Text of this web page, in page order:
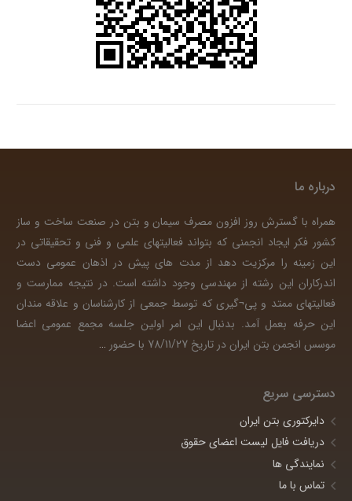
درباره ما
همراه با گسترش روز افزون مصرف سیمان و بتن در صنعت ساخت و ساز
کشور فکر ایجاد انجمنی که بتواند فعالیتهای علمی و فنی و تحقیقاتی در
این زمینه را مرکزیت دهد از مدت های پیش در اذهان عمومی دست
اندرکاران این رشته از مهندسی وجود داشته است. در نتیجه ممارست و
فعالیتهای ممتد و پی¬گیری که توسط جمعی از کارشناسان و علاقه مندان
این حرفه بعمل آمد. بدنبال این امر اولین جلسه مجمع عمومی اعضا
موسس انجمن بتن ایران در تاریخ 78/11/27 با حضور
…
دسترسی سریع
دایرکتوری بتن ایران
دریافت فایل لیست اعضای حقوق
نمایندگی ها
تماس با ما